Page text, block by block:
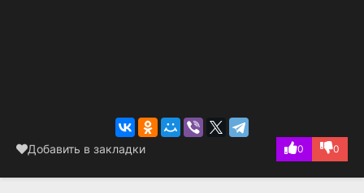
Добавить в закладки 0 0